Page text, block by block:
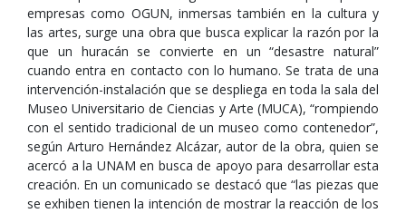
empresas como OGUN, inmersas también en la cultura y
las artes, surge una obra que busca explicar la razón por la
que un huracán se convierte en un “desastre natural”
cuando entra en contacto con lo humano. Se trata de una
intervención-instalación que se despliega en toda la sala del
Museo Universitario de Ciencias y Arte (MUCA), “rompiendo
con el sentido tradicional de un museo como contenedor”,
según Arturo Hernández Alcázar, autor de la obra, quien se
acercó a la UNAM en busca de apoyo para desarrollar esta
creación. En un comunicado se destacó que “las piezas que
se exhiben tienen la intención de mostrar la reacción de los